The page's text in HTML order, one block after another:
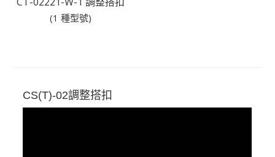
(1 種型號)
CS(T)-02調整搭扣